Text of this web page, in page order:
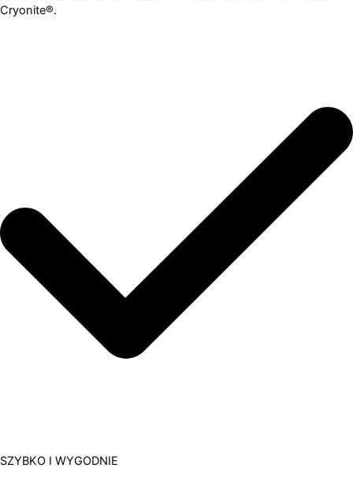
Cryonite®.
SZYBKO I WYGODNIE